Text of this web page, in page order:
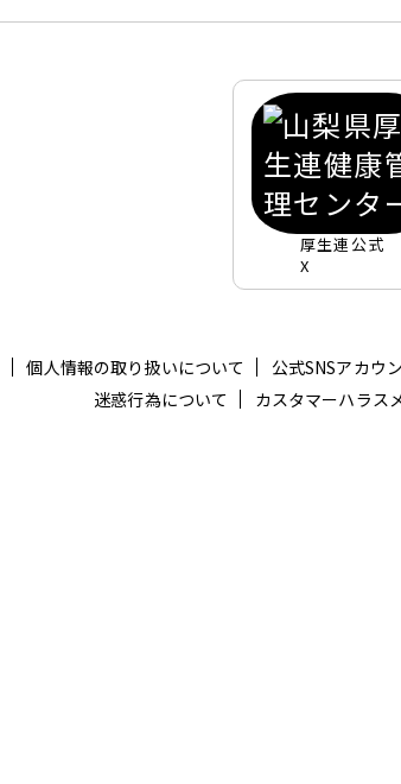
厚生連公式
X
個人情報の取り扱いについて 公式SNSアカウ
迷惑行為について
カスタマーハラス